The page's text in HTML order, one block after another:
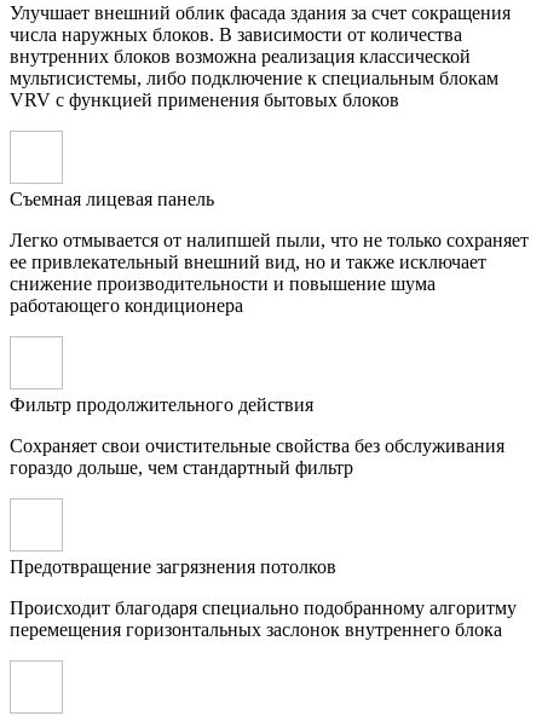
Улучшает внешний облик фасада здания за счет сокращения
числа наружных блоков. В зависимости от количества
внутренних блоков возможна реализация классической
мультисистемы, либо подключение к специальным блокам
VRV с функцией применения бытовых блоков
Съемная лицевая панель
Легко отмывается от налипшей пыли, что не только сохраняет
ее привлекательный внешний вид, но и также исключает
снижение производительности и повышение шума
работающего кондиционера
Фильтр продолжительного действия
Сохраняет свои очистительные свойства без обслуживания
гораздо дольше, чем стандартный фильтр
Предотвращение загрязнения потолков
Происходит благодаря специально подобранному алгоритму
перемещения горизонтальных заслонок внутреннего блока